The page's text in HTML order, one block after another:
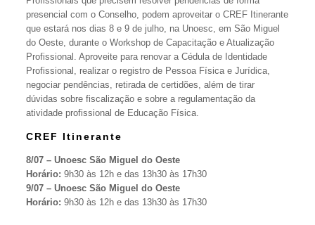
presencial com o Conselho, podem aproveitar o CREF Itinerante
que estará nos dias 8 e 9 de julho, na Unoesc, em São Miguel
do Oeste, durante o Workshop de Capacitação e Atualização
Profissional. Aproveite para renovar a Cédula de Identidade
Profissional, realizar o registro de Pessoa Física e Jurídica,
negociar pendências, retirada de certidões, além de tirar
dúvidas sobre fiscalização e sobre a regulamentação da
atividade profissional de Educação Física.
CREF Itinerante
8/07 – Unoesc São Miguel do Oeste
Horário: 9h30 às 12h e das 13h30 às 17h30
9/07 – Unoesc São Miguel do Oeste
Horário:9h30 às 12h e das 13h30 às 17h30